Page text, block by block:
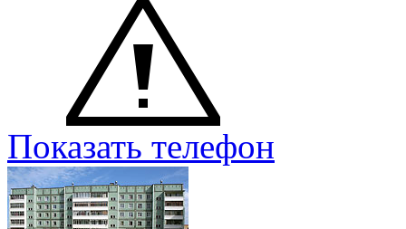
Показать телефон